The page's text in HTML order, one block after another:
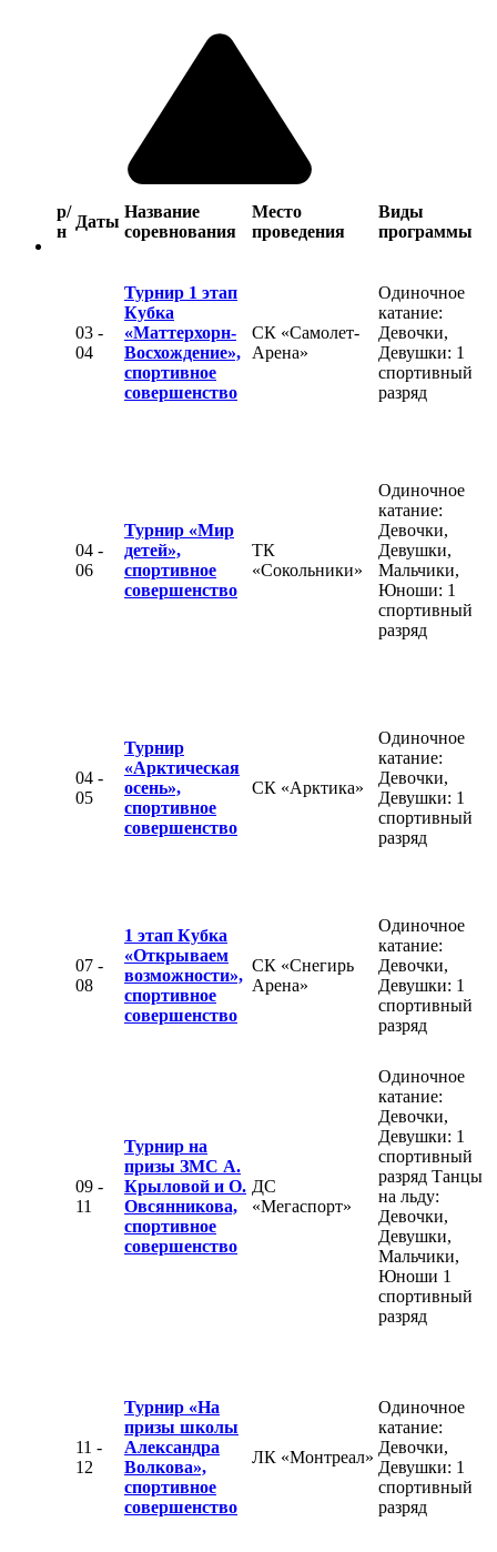
р/
н
Даты
Название
соревнования
Место
проведения
Виды
программы
03 -
04
Турнир 1 этап
Кубка
«Маттерхорн-
Восхождение»,
спортивное
совершенство
СК «Самолет-
Арена»
Одиночное
катание:
Девочки,
Девушки: 1
спортивный
разряд
04 -
06
Турнир «Мир
детей»,
спортивное
совершенство
ТК
«Сокольники»
Одиночное
катание:
Девочки,
Девушки,
Мальчики,
Юноши: 1
спортивный
разряд
04 -
05
Турнир
«Арктическая
осень»,
спортивное
совершенство
СК «Арктика»
Одиночное
катание:
Девочки,
Девушки: 1
спортивный
разряд
07 -
08
1 этап Кубка
«Открываем
возможности»,
спортивное
совершенство
СК «Снегирь
Арена»
Одиночное
катание:
Девочки,
Девушки: 1
спортивный
разряд
09 -
11
Турнир на
призы ЗМС А.
Крыловой и О.
Овсянникова,
спортивное
совершенство
ДС
«Мегаспорт»
Одиночное
катание:
Девочки,
Девушки: 1
спортивный
разряд Танцы
на льду:
Девочки,
Девушки,
Мальчики,
Юноши 1
спортивный
разряд
11 -
12
Турнир «На
призы школы
Александра
Волкова»,
спортивное
совершенство
ЛК «Монтреал»
Одиночное
катание:
Девочки,
Девушки: 1
спортивный
разряд